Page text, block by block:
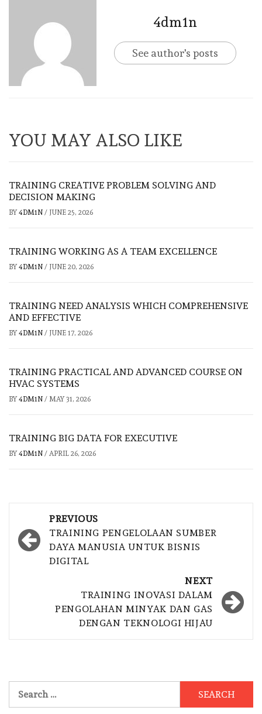
4dm1n
See author's posts
YOU MAY ALSO LIKE
TRAINING CREATIVE PROBLEM SOLVING AND
DECISION MAKING
BY 4DM1N / JUNE 25, 2026
TRAINING WORKING AS A TEAM EXCELLENCE
BY 4DM1N / JUNE 20, 2026
TRAINING NEED ANALYSIS WHICH COMPREHENSIVE
AND EFFECTIVE
BY 4DM1N / JUNE 17, 2026
TRAINING PRACTICAL AND ADVANCED COURSE ON
HVAC SYSTEMS
BY 4DM1N / MAY 31, 2026
TRAINING BIG DATA FOR EXECUTIVE
BY 4DM1N / APRIL 26, 2026
navigation
PREVIOUS
TRAINING PENGELOLAAN SUMBER
DAYA MANUSIA UNTUK BISNIS
DIGITAL
NEXT
TRAINING INOVASI DALAM
PENGOLAHAN MINYAK DAN GAS
DENGAN TEKNOLOGI HIJAU
for: